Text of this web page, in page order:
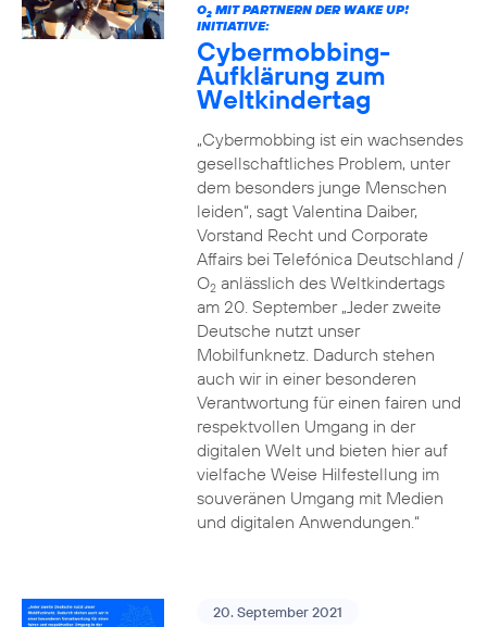
O2MIT PARTNERN DER WAKE UP!
INITIATIVE:
Cybermobbing-
Aufklärung zum
Weltkindertag
„Cybermobbing ist ein wachsendes
gesellschaftliches Problem, unter
dem besonders junge Menschen
leiden“, sagt Valentina Daiber,
Vorstand Recht und Corporate
Affairs bei Telefónica Deutschland /
O2anlässlich des Weltkindertags
am 20. September „Jeder zweite
Deutsche nutzt unser
Mobilfunknetz. Dadurch stehen
auch wir in einer besonderen
Verantwortung für einen fairen und
respektvollen Umgang in der
digitalen Welt und bieten hier auf
vielfache Weise Hilfestellung im
souveränen Umgang mit Medien
und digitalen Anwendungen.“
20. September 2021